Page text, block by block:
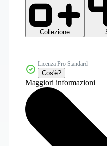
Collezione
Licenza Pro Standard
Cos'è?
Maggiori informazioni